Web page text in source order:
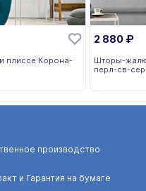
плиссе Корона-
2 880 ₽
Шторы-
перл-св-
производство
и Гарантия на бумаге